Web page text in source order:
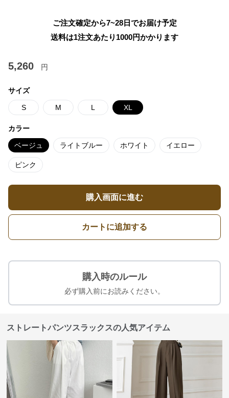
ご注文確定から7~28日でお届け予定
送料は1注文あたり 1000円かかります
5,260 円
サイズ
S M L XL
カラー
ベージュ ライトブルー ホワイト イエロー
ピンク
購入画面に進む
カートに追加する
購入時のルール
必ず購入前にお読みください。
ストレートパンツスラックスの人気アイテム